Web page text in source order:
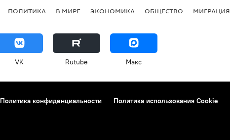
ПОЛИТИКА В МИРЕ ЭКОНОМИКА ОБЩЕСТВО МИГРАЦИЯ
VK Rutube Макс
Политика конфиденциальности Политика использования Cookie